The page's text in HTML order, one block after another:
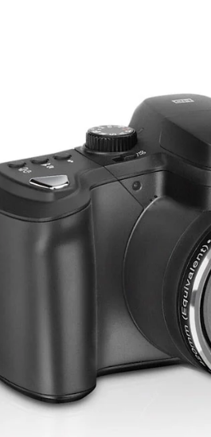
Blockchain a růst krypto kasin:
SOFTWARE